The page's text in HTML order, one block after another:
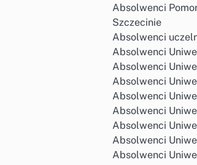
Absolwenci
Szczecinie
Absolwenci
Absolwenci
Absolwenci
Absolwenci
Absolwenci
Absolwenci
Absolwenci
Absolwenci
Absolwenci